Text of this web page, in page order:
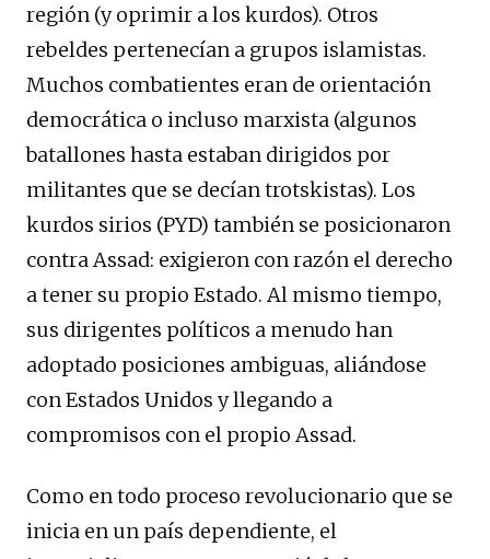
región (y oprimir a los kurdos). Otros
rebeldes pertenecían a grupos islamistas.
Muchos combatientes eran de orientación
democrática o incluso marxista (algunos
batallones hasta estaban dirigidos por
militantes que se decían trotskistas). Los
kurdos sirios (PYD) también se posicionaron
contra Assad: exigieron con razón el derecho
a tener su propio Estado. Al mismo tiempo,
sus dirigentes políticos a menudo han
adoptado posiciones ambiguas, aliándose
con Estados Unidos y llegando a
compromisos con el propio Assad.
Como en todo proceso revolucionario que se
inicia en un país dependiente, el